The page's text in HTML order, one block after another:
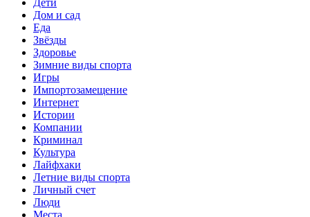
Дом и сад
Еда
Звёзды
Здоровье
Зимние виды спорта
Игры
Импортозамещение
Интернет
Истории
Компании
Криминал
Культура
Лайфхаки
Летние виды спорта
Личный счет
Люди
Места